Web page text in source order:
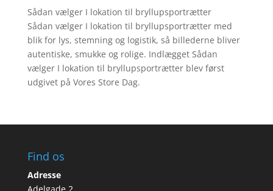
Sådan vælger I lokation til bryllupsportrætter
Sådan vælger I lokation til bryllupsportrætter med
blik for lys, stemning og logistik, så billederne bliver
autentiske, smukke og rolige. Indlægget Sådan
vælger I lokation til bryllupsportrætter blev først
udgivet på Vores Store Dag.
Find os
Adresse